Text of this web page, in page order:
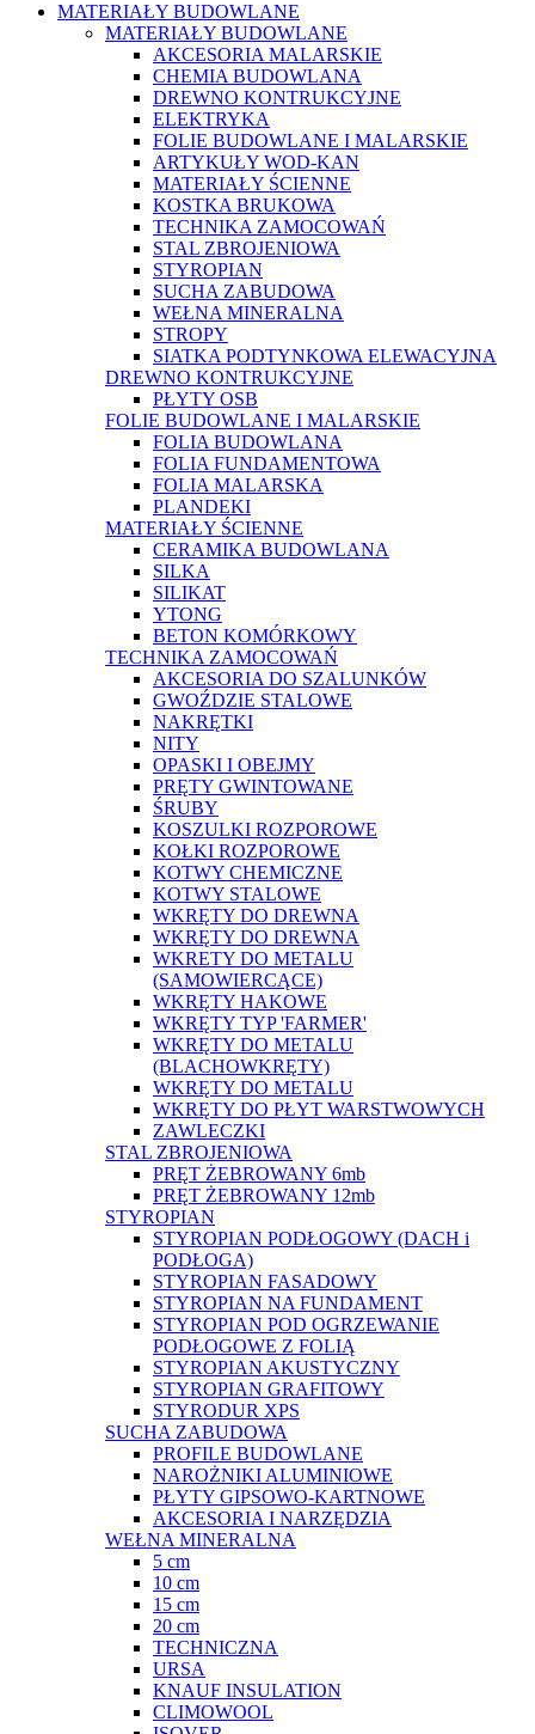
MATERIAŁY BUDOWLANE
MATERIAŁY BUDOWLANE
AKCESORIA MALARSKIE
CHEMIA BUDOWLANA
DREWNO KONTRUKCYJNE
ELEKTRYKA
FOLIE BUDOWLANE I MALARSKIE
ARTYKUŁY WOD-KAN
MATERIAŁY ŚCIENNE
KOSTKA BRUKOWA
TECHNIKA ZAMOCOWAŃ
STAL ZBROJENIOWA
STYROPIAN
SUCHA ZABUDOWA
WEŁNA MINERALNA
STROPY
SIATKA PODTYNKOWA ELEWACYJNA
DREWNO KONTRUKCYJNE
PŁYTY OSB
FOLIE BUDOWLANE I MALARSKIE
FOLIA BUDOWLANA
FOLIA FUNDAMENTOWA
FOLIA MALARSKA
PLANDEKI
MATERIAŁY ŚCIENNE
CERAMIKA BUDOWLANA
SILKA
SILIKAT
YTONG
BETON KOMÓRKOWY
TECHNIKA ZAMOCOWAŃ
AKCESORIA DO SZALUNKÓW
GWOŹDZIE STALOWE
NAKRĘTKI
NITY
OPASKI I OBEJMY
PRĘTY GWINTOWANE
ŚRUBY
KOSZULKI ROZPOROWE
KOŁKI ROZPOROWE
KOTWY CHEMICZNE
KOTWY STALOWE
WKRĘTY DO DREWNA
WKRĘTY DO DREWNA
WKRETY DO METALU
(SAMOWIERCĄCE)
WKRĘTY HAKOWE
WKRĘTY TYP 'FARMER'
WKRĘTY DO METALU
(BLACHOWKRĘTY)
WKRĘTY DO METALU
WKRĘTY DO PŁYT WARSTWOWYCH
ZAWLECZKI
STAL ZBROJENIOWA
PRĘT ŻEBROWANY 6mb
PRĘT ŻEBROWANY 12mb
STYROPIAN
STYROPIAN PODŁOGOWY (DACH i
PODŁOGA)
STYROPIAN FASADOWY
STYROPIAN NA FUNDAMENT
STYROPIAN POD OGRZEWANIE
PODŁOGOWE Z FOLIĄ
STYROPIAN AKUSTYCZNY
STYROPIAN GRAFITOWY
STYRODUR XPS
SUCHA ZABUDOWA
PROFILE BUDOWLANE
NAROŻNIKI ALUMINIOWE
PŁYTY GIPSOWO-KARTNOWE
AKCESORIA I NARZĘDZIA
WEŁNA MINERALNA
5 cm
10 cm
15 cm
20 cm
TECHNICZNA
URSA
KNAUF INSULATION
CLIMOWOOL